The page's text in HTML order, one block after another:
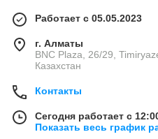
Работает с 05.05.2023
г. Алматы
BNC Plaza, 26/29,
Казахстан
Контакты
Сегодня работает с
Показать весь график